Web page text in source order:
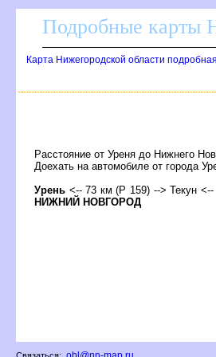
Подробные карты
Карта Нижегородской области подробная
Расстояние от Уреня до Нижнего
Доехать на автомобиле от города
Урень <-- 73 км (Р 159) --> Текун
НИЖНИЙ НОВГОРОД